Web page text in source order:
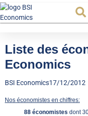
Liste des
Economics
BSI Economics17/12/2012
Nos économistes en chiffres:
88 économistes dont